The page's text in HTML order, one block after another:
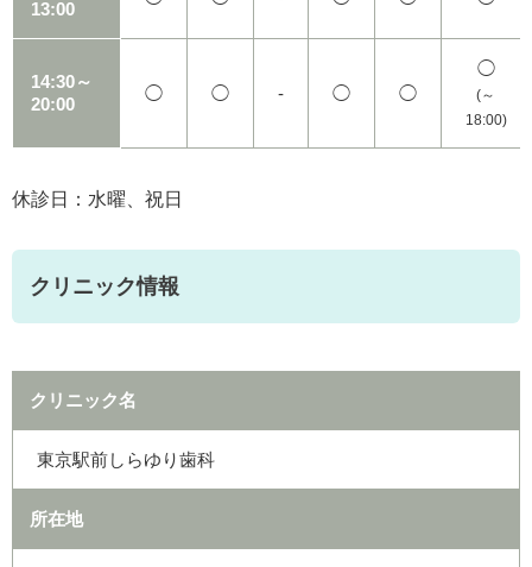
13:00
14:30～
20:00
◯ ◯ - ◯ ◯
◯
(～
18:00)
休診日：水曜、祝日
クリニック情報
クリニック名
東京駅前しらゆり歯科
所在地